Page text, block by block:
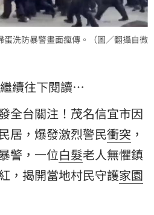
蛋洗防暴警畫面瘋傳。（圖／翻攝自微
續往下閱讀…
全台關注！茂名信宜市因
居，爆發激烈警民衝突 ，
警，一位白髮老人無懼鎮
，揭開當地村民守護家園